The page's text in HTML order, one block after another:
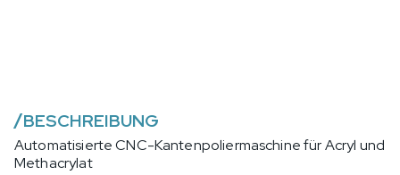
/BESCHREIBUNG
Automatisierte CNC-Kantenpoliermaschine für Acryl und
Methacrylat